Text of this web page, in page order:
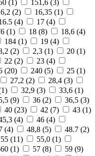
(1 ) 151,6 (3)
(2) 16,35 (1)
(4) 17 (4)
(1) 18 (8) 18,6 (4)
184 (1) 19 (4)
(2) 2,3 (1) 20 (1)
22 (2) 23 (4)
(20) 240 (5) 25 (1)
27,2 (2) 28,4 (3)
1) 32,9 (3) 33,6 (1)
(9) 36 (2) 36,5 (3)
40 (23) 42 (7) 43 (1)
(4) 46 (4)
(4) 48,8 (5) 48.7 (2)
55 (11) 55,0 (1)
(1) 57 (8) 59 (9)